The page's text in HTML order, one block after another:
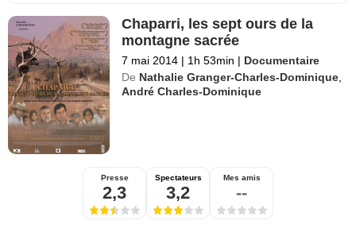
Chaparri, les sept ours de la
montagne sacrée
7 mai 2014 | 1h 53min | Documentaire
De Nathalie Granger-Charles-Dominique
André Charles-Dominique
Presse
2,3
Spectateurs
3,2
Mes amis
--